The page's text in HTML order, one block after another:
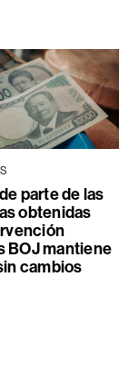
parte de las
obtenidas
BOJ mantiene
cambios